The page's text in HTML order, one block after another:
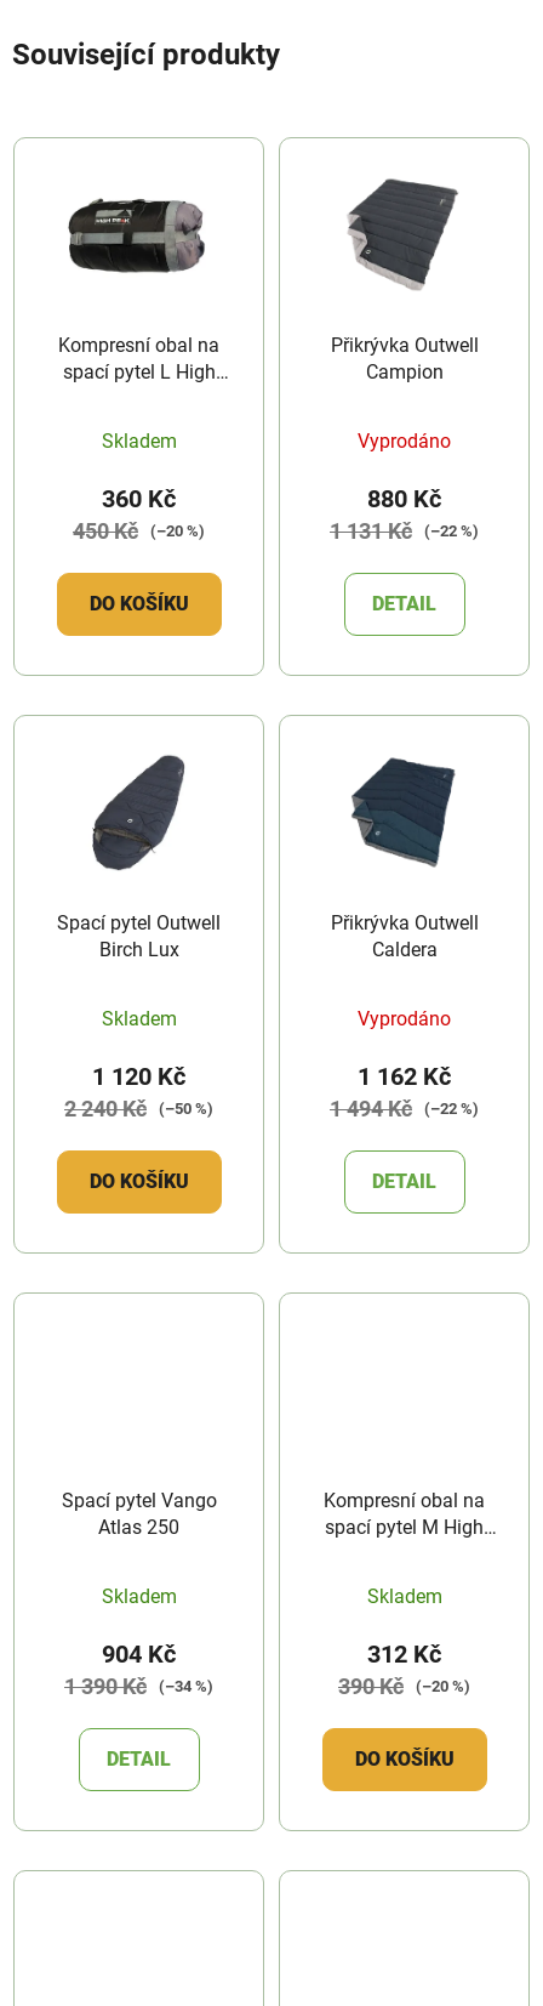
Související produkty
Kompresní obal na
spací pytel L High
Skladem
360 Kč
450 Kč (–20 %)
DO KOŠÍKU
Přikrývka Outwell
Campion
Vyprodáno
880 Kč
1 131 Kč (–22 %)
DETAIL
Spací pytel Outwell
Birch Lux
Skladem
1 120 Kč
2 240 Kč (–50 %)
DO KOŠÍKU
Přikrývka Outwell
Caldera
Vyprodáno
1 162 Kč
1 494 Kč (–22 %)
DETAIL
Spací pytel Vango
Atlas 250
Skladem
904 Kč
1 390 Kč (–34 %)
DETAIL
Kompresní obal na
spací pytel M High
Skladem
312 Kč
390 Kč (–20 %)
DO KOŠÍKU